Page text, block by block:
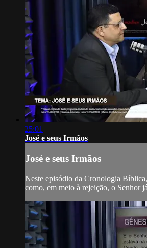
25:01
José e seus Irmãos
José e seus Irmãos
Neste episódio da Cronologia
como, em meio à rejeição, o Senhor